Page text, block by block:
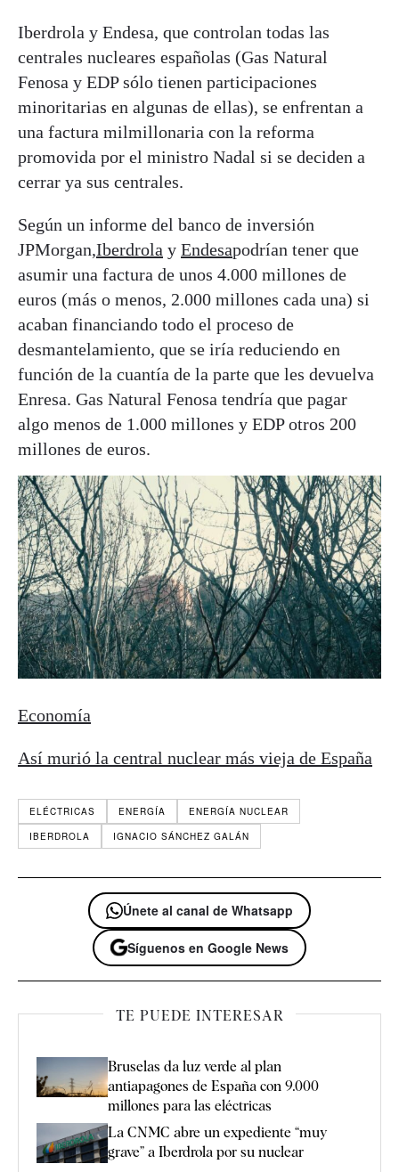
Iberdrola y Endesa, que controlan todas las
centrales nucleares españolas (Gas Natural
Fenosa y EDP sólo tienen participaciones
minoritarias en algunas de ellas), se enfrentan a
una factura milmillonaria con la reforma
promovida por el ministro Nadal si se deciden a
cerrar ya sus centrales.
Según un informe del banco de inversión
JPMorgan,Iberdrola y Endesapodrían tener que
asumir una factura de unos 4.000 millones de
euros (más o menos, 2.000 millones cada una) si
acaban financiando todo el proceso de
desmantelamiento, que se iría reduciendo en
función de la cuantía de la parte que les devuelva
Enresa. Gas Natural Fenosa tendría que pagar
algo menos de 1.000 millones y EDP otros 200
millones de euros.
Economía
Así murió la central nuclear más vieja de España
ELÉCTRICAS ENERGÍA
ENERGÍA NUCLEAR
IBERDROLA
IGNACIO SÁNCHEZ GALÁN
Únete al canal de Whatsapp
Síguenos en Google News
TE PUEDE INTERESAR
Bruselas da luz verde al plan
antiapagones de España con 9.000
millones para las eléctricas
La CNMC abre un expediente “muy
grave” a Iberdrola por su nuclear